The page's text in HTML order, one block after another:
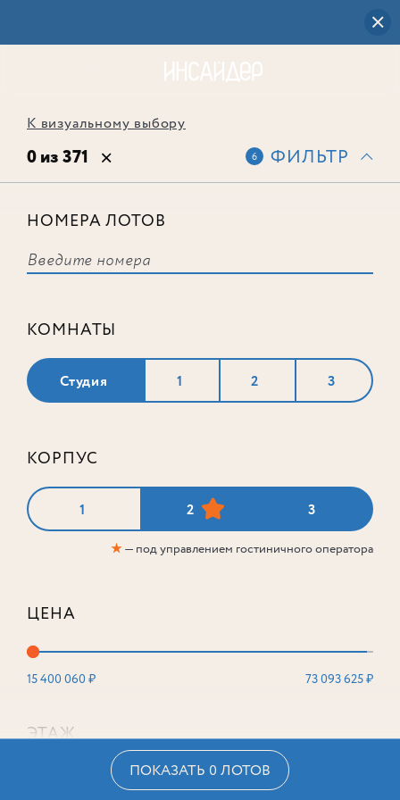
К визуальному выбору
0 из 371 6 ФИЛЬТР
НОМЕРА ЛОТОВ
КОМНАТЫ
Студия 1 2 3
КОРПУС
1 2 3
★— под управлением гостиничного оператора
ЦЕНА
15 400 060 ₽ 73 093 625 ₽
ЭТАЖ
ПОКАЗАТЬ 0 ЛОТОВ
соответствует ни одного лота